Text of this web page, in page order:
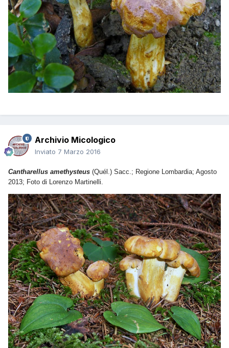
Archivio Micologico
Inviato 7 Marzo 2016
Cantharellus amethysteus (Quél.) Sacc.; Regione Lombardia; Agosto
2013; Foto di Lorenzo Martinelli.